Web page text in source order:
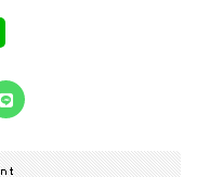
กิจโลกที่เปลี่ยนแปลงอ